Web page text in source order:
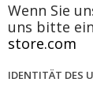
Wenn Sie
uns bitte
store.com
IDENTITÄT DES